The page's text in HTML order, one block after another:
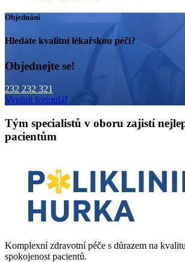
Objednání
Hledáte kvalitní lékařskou péči?
Objednejte se!
232 232 321
Vyplnit formulář
Tým specialistů v oboru zajistí
pacientům
Komplexní zdravotní péče s důrazem na
spokojenost pacientů.